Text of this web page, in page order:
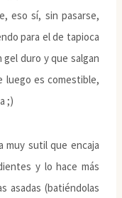
eso sí, sin pasarse,
para el de tapioca
duro y que salgan
luego es comestible,
;)
muy sutil que encaja
y lo hace más
asadas (batiéndolas